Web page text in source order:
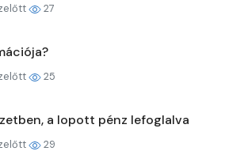
27
25
a lopott pénz lefoglalva
29